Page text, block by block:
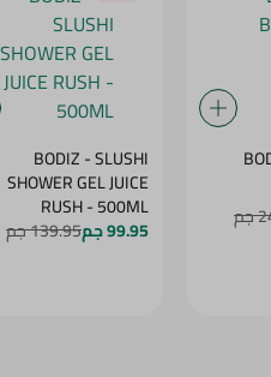
BODIZ - SLUSHI
SHOWER GEL JUICE
RUSH - 500ML
99.95 جم 139.95 جم